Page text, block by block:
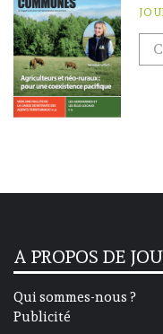
A PROPOS DE
Qui sommes-nous ?
Publicité